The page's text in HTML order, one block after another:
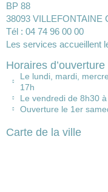
BP 88
38093 VILLEFONTAINE
Tél : 04 74 96 00 00
Les services accueillent
Horaires d’ouverture
Le lundi, mardi,
17h
Le vendredi de 8h30
Ouverture le 1er
Carte de la ville